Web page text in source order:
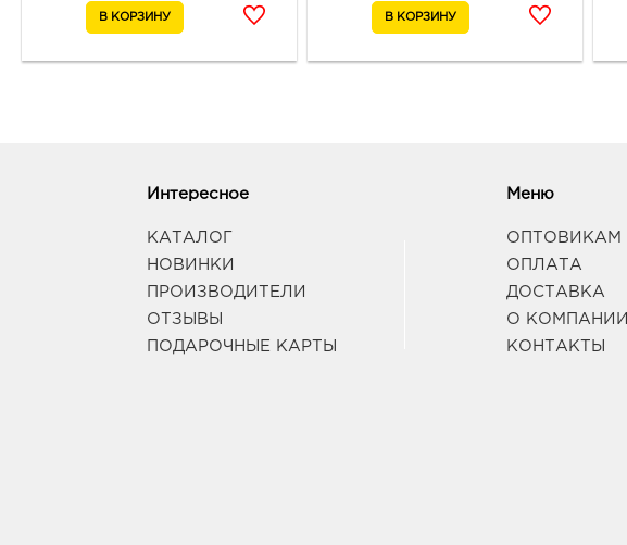
Интересное
КАТАЛОГ
НОВИНКИ
ПРОИЗВОДИТЕЛИ
ОТЗЫВЫ
ПОДАРОЧНЫЕ КАРТЫ
Меню
ОПТОВИКАМ
ОПЛАТА
ДОСТАВКА
О КОМПАНИИ
КОНТАКТЫ